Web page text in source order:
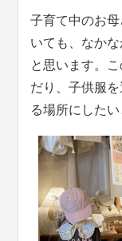
子育て中のお
いても、なか
と思います。
だり、子供服
る場所にした